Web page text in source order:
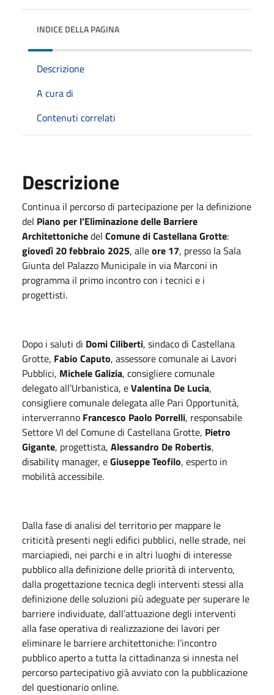
INDICE DELLA PAGINA
Descrizione
A cura di
Contenuti correlati
Descrizione
Continua il percorso di partecipazione per la definizione
del Piano per l’Eliminazione delle Barriere
Architettonichedel Comune di Castellana Grotte:
giovedì 20 febbraio 2025, alleore 17, presso la Sala
Giunta del Palazzo Municipale in via Marconi in
programma il primo incontro con i tecnici e i
progettisti.
Dopo i saluti di Domi Ciliberti, sindaco di Castellana
Grotte, Fabio Caputo, assessore comunale ai Lavori
Pubblici, Michele Galizia, consigliere comunale
delegato all’Urbanistica, eValentina De Lucia,
consigliere comunale delegata alle Pari Opportunità,
interverranno Francesco Paolo Porrelli, responsabile
Settore VI del Comune di Castellana Grotte, Pietro
Gigante, progettista, Alessandro De Robertis,
disability manager, eGiuseppe Teofilo, esperto in
mobilità accessibile.
Dalla fase di analisi del territorio per mappare le
criticità presenti negli edifici pubblici, nelle strade, nei
marciapiedi, nei parchi e in altri luoghi di interesse
pubblico alla definizione delle priorità di intervento,
dalla progettazione tecnica degli interventi stessi alla
definizione delle soluzioni più adeguate per superare le
barriere individuate, dall’attuazione degli interventi
alla fase operativa di realizzazione dei lavori per
eliminare le barriere architettoniche: l’incontro
pubblico aperto a tutta la cittadinanza si innesta nel
percorso partecipativo già avviato con la pubblicazione
del questionario online.